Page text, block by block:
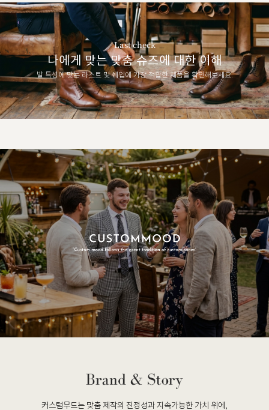
Last check
나에게 맞는 맞춤 슈즈에 대한 이해
발 특성에 맞는 라스트 및 쉐입에 가장 적합한 제품을 확인해보세요.
커스텀무드는 맞춤 제작의 진정성과 지속가능한 가치 위에,